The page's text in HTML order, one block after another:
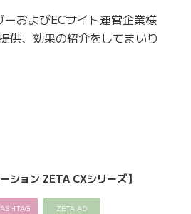
およびECサイト運営企業様
供、効果の紹介をしてまいり
ション ZETA CXシリーズ】
ZETA AD